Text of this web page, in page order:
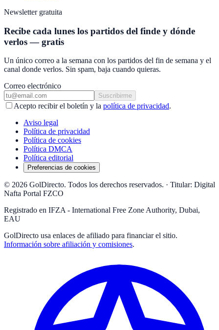
Newsletter gratuita
Recibe cada lunes los partidos del finde y dónde
verlos — gratis
Un único correo a la semana con los partidos del fin de semana y el
canal donde verlos. Sin spam, baja cuando quieras.
Correo electrónico
Suscribirme
Acepto recibir el boletín y la política de privacidad.
Aviso legal
Política de privacidad
Política de cookies
Política DMCA
Política editorial
Preferencias de cookies
© 2026 GolDirecto. Todos los derechos reservados. · Titular: Digital
Nafta Portal FZCO
Registrado en IFZA - International Free Zone Authority, Dubai,
EAU
GolDirecto usa enlaces de afiliado para financiar el sitio.
Información sobre afiliación y comisiones.